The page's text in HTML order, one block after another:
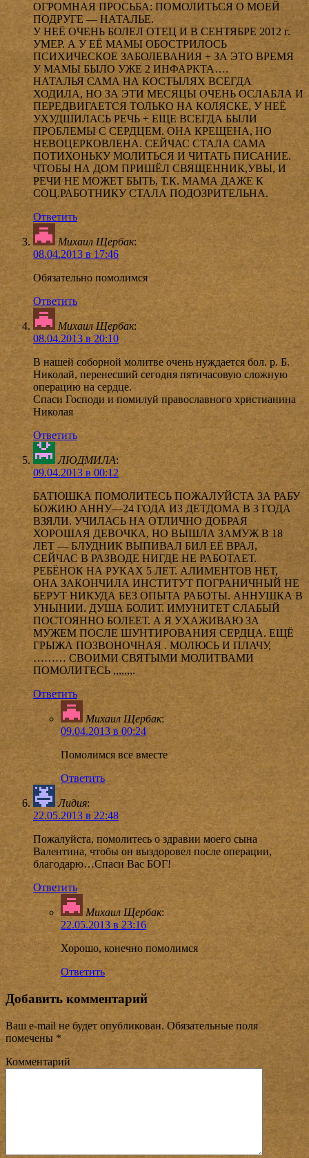
ОГРОМНАЯ ПРОСЬБА: ПОМОЛИТЬСЯ О МОЕЙ
ПОДРУГЕ — НАТАЛЬЕ.
У НЕЁ ОЧЕНЬ БОЛЕЛ ОТЕЦ И В СЕНТЯБРЕ 2012 г.
УМЕР. А У ЕЁ МАМЫ ОБОСТРИЛОСЬ
ПСИХИЧЕСКОЕ ЗАБОЛЕВАНИЯ + ЗА ЭТО ВРЕМЯ
У МАМЫ БЫЛО УЖЕ 2 ИНФАРКТА….
НАТАЛЬЯ САМА НА КОСТЫЛЯХ ВСЕГДА
ХОДИЛА, НО ЗА ЭТИ МЕСЯЦЫ ОЧЕНЬ ОСЛАБЛА И
ПЕРЕДВИГАЕТСЯ ТОЛЬКО НА КОЛЯСКЕ, У НЕЁ
УХУДШИЛАСЬ РЕЧЬ + ЕЩЕ ВСЕГДА БЫЛИ
ПРОБЛЕМЫ С СЕРДЦЕМ. ОНА КРЕЩЕНА, НО
НЕВОЦЕРКОВЛЕНА. СЕЙЧАС СТАЛА САМА
ПОТИХОНЬКУ МОЛИТЬСЯ И ЧИТАТЬ ПИСАНИЕ.
ЧТОБЫ НА ДОМ ПРИШЁЛ СВЯЩЕННИК,УВЫ, И
РЕЧИ НЕ МОЖЕТ БЫТЬ, Т.К. МАМА ДАЖЕ К
СОЦ.РАБОТНИКУ СТАЛА ПОДОЗРИТЕЛЬНА.
Ответить
Михаил Щербак:
08.04.2013 в 17:46
Обязательно помолимся
Ответить
Михаил Щербак:
08.04.2013 в 20:10
В нашей соборной молитве очень нуждается бол. р. Б.
Николай, перенесший сегодня пятичасовую сложную
операцию на сердце.
Спаси Господи и помилуй православного христианина
Николая
Ответить
ЛЮДМИЛА:
09.04.2013 в 00:12
БАТЮШКА ПОМОЛИТЕСЬ ПОЖАЛУЙСТА ЗА РАБУ
БОЖИЮ АННУ—24 ГОДА ИЗ ДЕТДОМА В 3 ГОДА
ВЗЯЛИ. УЧИЛАСЬ НА ОТЛИЧНО ДОБРАЯ
ХОРОШАЯ ДЕВОЧКА, НО ВЫШЛА ЗАМУЖ В 18
ЛЕТ — БЛУДНИК ВЫПИВАЛ БИЛ ЕЁ ВРАЛ,
СЕЙЧАС В РАЗВОДЕ НИГДЕ НЕ РАБОТАЕТ.
РЕБЁНОК НА РУКАХ 5 ЛЕТ. АЛИМЕНТОВ НЕТ,
ОНА ЗАКОНЧИЛА ИНСТИТУТ ПОГРАНИЧНЫЙ НЕ
БЕРУТ НИКУДА БЕЗ ОПЫТА РАБОТЫ. АННУШКА В
УНЫНИИ. ДУША БОЛИТ. ИМУНИТЕТ СЛАБЫЙ
ПОСТОЯННО БОЛЕЕТ. А Я УХАЖИВАЮ ЗА
МУЖЕМ ПОСЛЕ ШУНТИРОВАНИЯ СЕРДЦА. ЕЩЁ
ГРЫЖА ПОЗВОНОЧНАЯ . МОЛЮСЬ И ПЛАЧУ,
……… СВОИМИ СВЯТЫМИ МОЛИТВАМИ
ПОМОЛИТЕСЬ ,,,,,,,.
Ответить
Михаил Щербак:
09.04.2013 в 00:24
Помолимся все вместе
Ответить
Лидия:
22.05.2013 в 22:48
Пожалуйста, помолитесь о здравии моего сына
Валентина, чтобы он выздоровел после операции,
благодарю…Спаси Вас БОГ!
Ответить
Михаил Щербак:
22.05.2013 в 23:16
Хорошо, конечно помолимся
Ответить
Добавить комментарий
Ваш e-mail не будет опубликован.Обязательные поля
помечены*
Комментарий